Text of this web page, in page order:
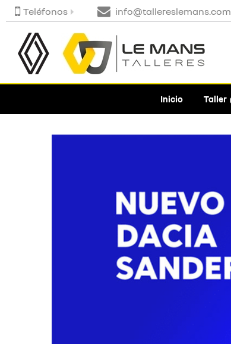
Teléfonos info@tallereslemans.com
Inicio Taller